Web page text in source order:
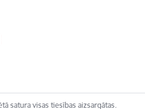
satura visas tiesības aizsargātas.